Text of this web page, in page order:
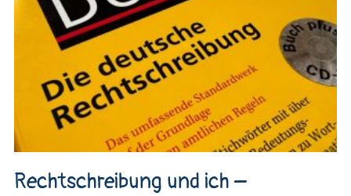
Rechtschreibung und ich –